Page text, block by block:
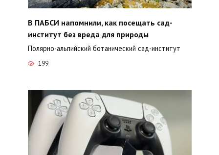
В ПАБСИ напомнили, как посещать сад-
институт без вреда для природы
Полярно-альпийский ботанический сад-институт
199